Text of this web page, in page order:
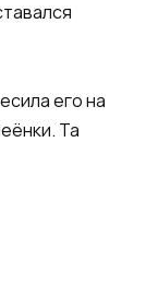
его на
Та